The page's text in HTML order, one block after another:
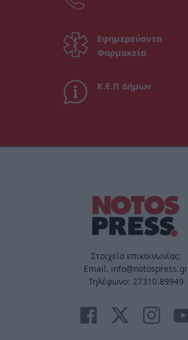
Εφημερεύοντα
Φαρμακεία
Κ.Ε.Π Δήμων
Στοιχεία επικοινωνίας:
Email. info@notospress.gr
Τηλέφωνο: 27310.89949